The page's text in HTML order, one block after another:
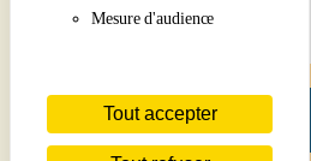
Mesure d'audience
Tout accepter